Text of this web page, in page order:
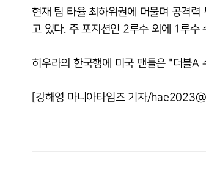
현재 팀 타율 최하위권에 머물며 공격
고 있다. 주 포지션인 2루수 외에 1루수
히우라의 한국행에 미국 팬들은 "더블A
[강해영 마니아타임즈 기자/